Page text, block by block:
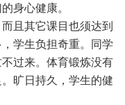
身心健康。
且其它课目也须达到
学生负担奇重。同学
过来。体育锻炼没有
旷日持久，学生的健